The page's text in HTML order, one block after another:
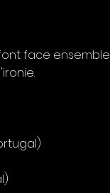
face ensemble